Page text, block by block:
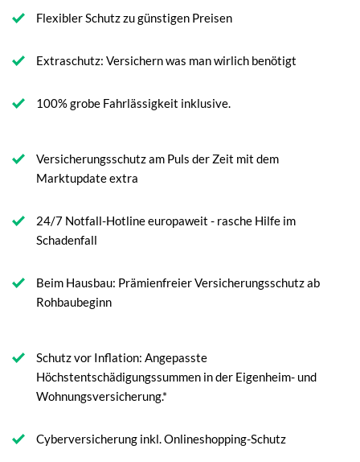
Flexibler Schutz zu günstigen Preisen
Extraschutz: Versichern was man wirlich benötigt
100% grobe Fahrlässigkeit inklusive.
Versicherungsschutz am Puls der Zeit mit dem
Marktupdate extra
24/7 Notfall-Hotline europaweit - rasche Hilfe im
Schadenfall
Beim Hausbau: Prämienfreier Versicherungsschutz ab
Rohbaubeginn
Schutz vor Inflation: Angepasste
Höchstentschädigungssummen in der Eigenheim- und
Wohnungsversicherung.*
Cyberversicherung inkl. Onlineshopping-Schutz